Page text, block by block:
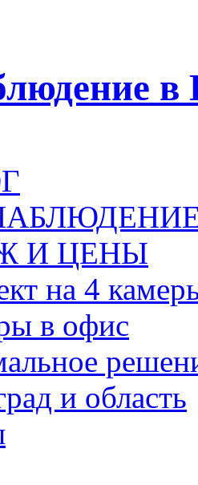
в
И ЦЕНЫ
на 4
в офис
и область